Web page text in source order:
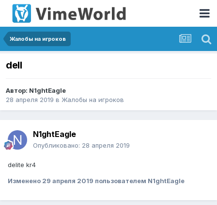
Жалобы на игроков
dell
Автор: N1ghtEagle
28 апреля 2019 в Жалобы на игроков
N1ghtEagle
Опубликовано: 28 апреля 2019
delite kr4
Изменено 29 апреля 2019 пользователем N1ghtEagle